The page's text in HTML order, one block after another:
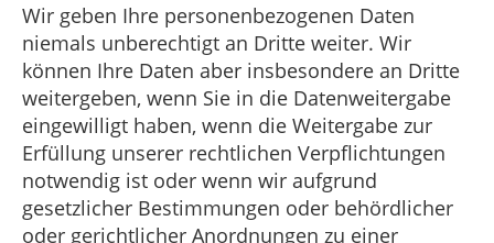
Wir geben Ihre personenbezogenen Daten
niemals unberechtigt an Dritte weiter. Wir
können Ihre Daten aber insbesondere an Dritte
weitergeben, wenn Sie in die Datenweitergabe
eingewilligt haben, wenn die Weitergabe zur
Erfüllung unserer rechtlichen Verpflichtungen
notwendig ist oder wenn wir aufgrund
gesetzlicher Bestimmungen oder behördlicher
oder gerichtlicher Anordnungen zu einer